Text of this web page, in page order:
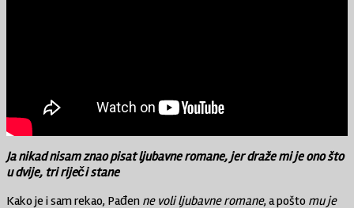
Ja nikad nisam znao pisat ljubavne romane, jer draže mi je ono što
u dvije, tri riječi stane
Kako je i sam rekao, Pađen ne voli ljubavne romane, a pošto mu je